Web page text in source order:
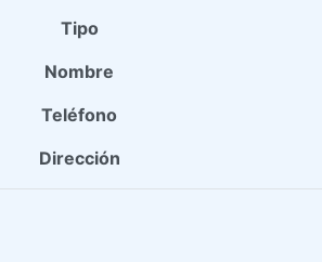
Tipo
Nombre
Teléfono
Dirección